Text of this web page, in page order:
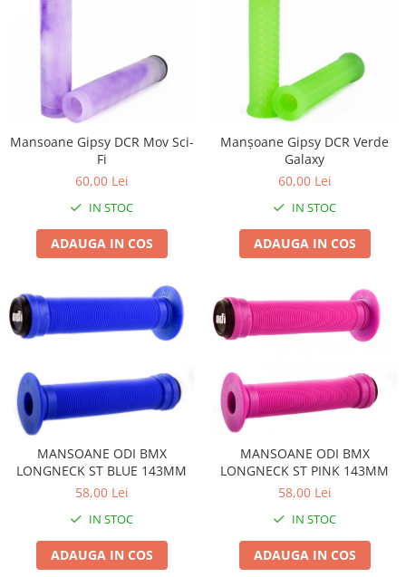
Mansoane Gipsy DCR Mov Sci-
Fi
60,00 Lei
IN STOC
ADAUGA IN COS
Manșoane Gipsy DCR Verde
Galaxy
60,00 Lei
IN STOC
ADAUGA IN COS
MANSOANE ODI BMX
LONGNECK ST BLUE 143MM
58,00 Lei
IN STOC
ADAUGA IN COS
MANSOANE ODI BMX
LONGNECK ST PINK 143MM
58,00 Lei
IN STOC
ADAUGA IN COS